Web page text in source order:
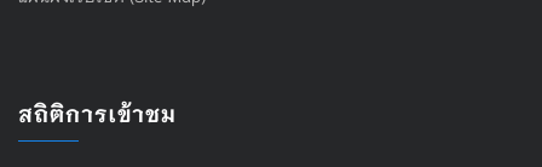
สถิติการเข้าชม